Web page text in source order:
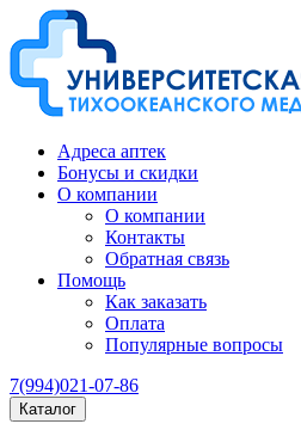
Адреса аптек
Бонусы и скидки
О компании
О компании
Контакты
Обратная связь
Помощь
Как заказать
Оплата
Популярные вопросы
7(994)021-07-86
Каталог